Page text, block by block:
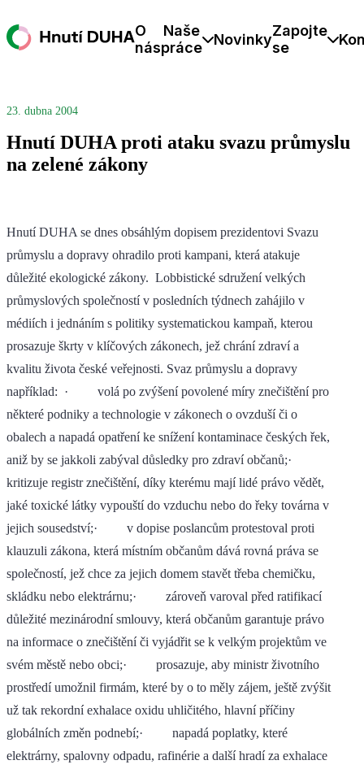
O
nás
Naše
práce
NovinkyZapojte
se
23. dubna 2004
Hnutí DUHA proti ataku svazu průmyslu
na zelené zákony
Hnutí DUHA se dnes obsáhlým dopisem prezidentovi Svazu
průmyslu a dopravy ohradilo proti kampani, která atakuje
důležité ekologické zákony. Lobbistické sdružení velkých
průmyslových společností v posledních týdnech zahájilo v
médiích i jednáním s politiky systematickou kampaň, kterou
prosazuje škrty v klíčových zákonech, jež chrání zdraví a
kvalitu života české veřejnosti. Svaz průmyslu a dopravy
například: · volá po zvýšení povolené míry znečištění pro
některé podniky a technologie v zákonech o ovzduší či o
obalech a napadá opatření ke snížení kontaminace českých řek,
aniž by se jakkoli zabýval důsledky pro zdraví občanů;·
kritizuje registr znečištění, díky kterému mají lidé právo vědět,
jaké toxické látky vypouští do vzduchu nebo do řeky továrna v
jejich sousedství;· v dopise poslancům protestoval proti
klauzuli zákona, která místním občanům dává rovná práva se
společností, jež chce za jejich domem stavět třeba chemičku,
skládku nebo elektrárnu;· zároveň varoval před ratifikací
důležité mezinárodní smlouvy, která občanům garantuje právo
na informace o znečištění či vyjádřit se k velkým projektům ve
svém městě nebo obci;· prosazuje, aby ministr životního
prostředí umožnil firmám, které by o to měly zájem, ještě zvýšit
už tak rekordní exhalace oxidu uhličitého, hlavní příčiny
globálních změn podnebí;· napadá poplatky, které
elektrárny, spalovny odpadu, rafinérie a další hradí za exhalace